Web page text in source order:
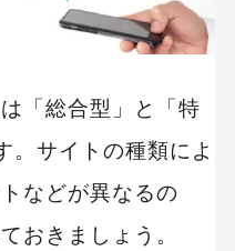
検索
「総合型」と「特
。サイトの種類によ
などが異なるの
おきましょう。